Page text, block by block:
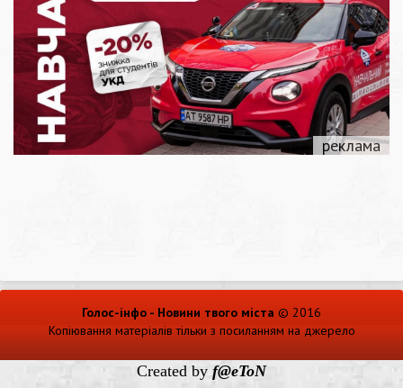
Голос-інфо - Новини твого міста © 2016
Копіювання матеріалів тільки з посиланням на джерело
Created by f@eToN